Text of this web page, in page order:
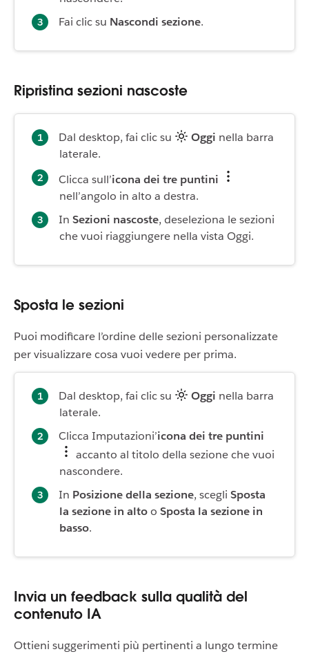
Fai clic su Nascondi sezione.
Ripristina sezioni nascoste
Dal desktop, fai clic su Oggi nella barra
laterale.
Clicca sull’icona dei tre puntini
nell’angolo in alto a destra.
In Sezioni nascoste, deseleziona le sezioni
che vuoi riaggiungere nella vista Oggi.
Sposta le sezioni
Puoi modificare l’ordine delle sezioni personalizzate
per visualizzare cosa vuoi vedere per prima.
Dal desktop, fai clic su Oggi nella barra
laterale.
Clicca Imputazioni’icona dei tre puntini
accanto al titolo della sezione che vuoi
nascondere.
In Posizione della sezione, scegli Sposta
la sezione in altoo Sposta la sezione in
basso.
Invia un feedback sulla qualità del
contenuto IA
Ottieni suggerimenti più pertinenti a lungo termine